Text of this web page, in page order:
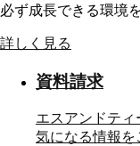
必ず成長できる環境
詳しく見る
資料請求
エスアンドテ
気になる情報を